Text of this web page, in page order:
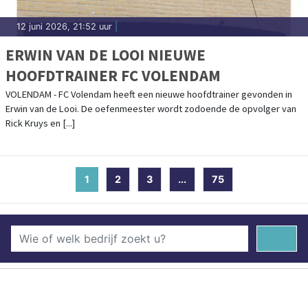
12 juni 2026, 21:52 uur
ERWIN VAN DE LOOI NIEUWE
HOOFDTRAINER FC VOLENDAM
VOLENDAM - FC Volendam heeft een nieuwe hoofdtrainer gevonden in
Erwin van de Looi. De oefenmeester wordt zodoende de opvolger van
Rick Kruys en [...]
1 (current)
2 3 ... 75